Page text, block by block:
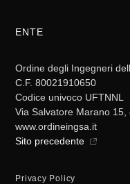
ENTE
Ordine degli Ingegneri
C.F. 80021910650
Codice univoco UFTNNL
Via Salvatore Marano 15,
www.ordineingsa.it
Sito precedente
Privacy Policy